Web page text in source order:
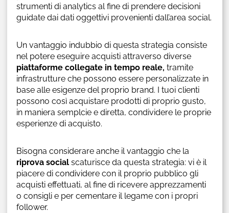
strumenti di analytics al fine di prendere decisioni
guidate dai dati oggettivi provenienti dall’area social.
Un vantaggio indubbio di questa strategia consiste
nel potere eseguire acquisti attraverso diverse
piattaforme collegate in tempo reale, tramite
infrastrutture che possono essere personalizzate in
base alle esigenze del proprio brand. I tuoi clienti
possono così acquistare prodotti di proprio gusto,
in maniera semplcie e diretta, condividere le proprie
esperienze di acquisto.
Bisogna considerare anche il vantaggio che la
riprova socialscaturisce da questa strategia: vi è il
piacere di condividere con il proprio pubblico gli
acquisti effettuati, al fine di ricevere apprezzamenti
o consigli e per cementare il legame con i propri
follower.